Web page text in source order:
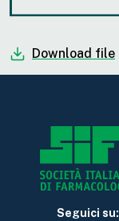
Download file
Seguici su: